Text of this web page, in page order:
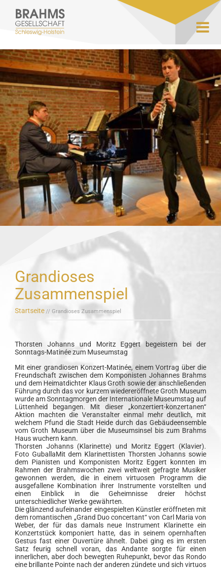
Grandioses
Zusammenspiel
Startseite // Grandioses Zusammenspiel
Thorsten Johanns und Moritz Eggert begeistern bei der
Sonntags-Matinée zum Museumstag
Mit einer grandiosen Konzert-Matinée, einem Vortrag über die
Freundschaft zwischen dem Komponisten Johannes Brahms
und dem Heimatdichter Klaus Groth sowie der anschließenden
Führung durch das vor kurzem wiedereröffnete Groth Museum
wurde am Sonntagmorgen der Internationale Museumstag auf
Lüttenheid begangen. Mit dieser „konzertiert-konzertanen“
Aktion machten die Veranstalter einmal mehr deutlich, mit
welchem Pfund die Stadt Heide durch das Gebäudeensemble
vom Groth Museum über die Museumsinsel bis zum Brahms
Haus wuchern kann.
Thorsten Johanns (Klarinette) und Moritz Eggert (Klavier).
Foto GuballaMit dem Klarinettisten Thorsten Johanns sowie
dem Pianisten und Komponisten Moritz Eggert konnten im
Rahmen der Brahmswochen zwei weltweit gefragte Musiker
gewonnen werden, die in einem virtuosen Programm die
ausgefallene Kombination ihrer Instrumente vorstellten und
einen Einblick in die Geheimnisse dreier höchst
unterschiedlicher Werke gewährten.
Die glänzend aufeinander eingespielten Künstler eröffneten mit
dem romantischen „Grand Duo concertant“ von Carl Maria von
Weber, der für das damals neue Instrument Klarinette ein
Konzertstück komponiert hatte, das in seinem opernhaften
Gestus fast einer Ouvertüre ähnelt. Dabei ging es im ersten
Satz feurig schnell voran, das Andante sorgte für einen
innerlichen, aber doch bewegten Ruhepunkt, bevor das Rondo
eine brillante Pointe nach der anderen zündete und sich virtuos